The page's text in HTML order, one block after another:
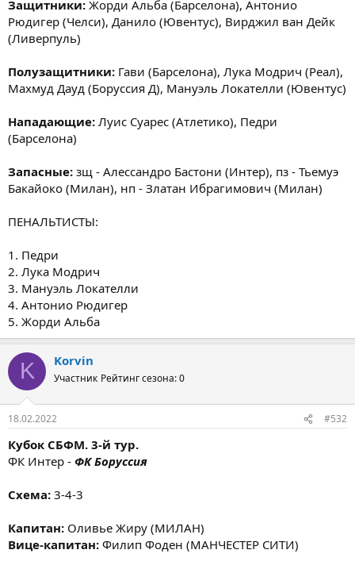
Защитники: Жорди Альба (Барселона), Антонио
Рюдигер (Челси), Данило (Ювентус), Вирджил ван Дейк
(Ливерпуль)
Полузащитники: Гави (Барселона), Лука Модрич (Реал),
Махмуд Дауд (Боруссия Д), Мануэль Локателли (Ювентус)
Нападающие: Луис Суарес (Атлетико), Педри
(Барселона)
Запасные: зщ - Алессандро Бастони (Интер), пз - Тьемуэ
Бакайоко (Милан), нп - Златан Ибрагимович (Милан)
ПЕНАЛЬТИСТЫ:
1. Педри
2. Лука Модрич
3. Мануэль Локателли
4. Антонио Рюдигер
5. Жорди Альба
K Korvin
Участник Рейтинг сезона: 0
18.02.2022 #532
Кубок СБФМ. 3-й тур.
ФК Интер - ФК Боруссия
Схема: 3-4-3
Капитан: Оливье Жиру (МИЛАН)
Вице-капитан: Филип Фоден (МАНЧЕСТЕР СИТИ)